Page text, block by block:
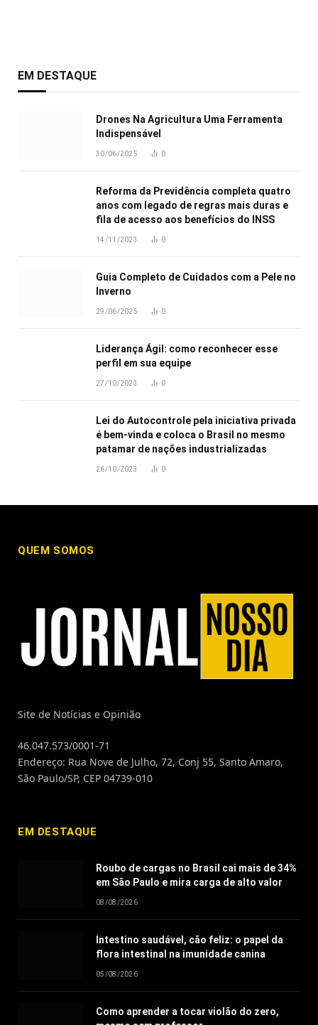
EM DESTAQUE
Drones Na Agricultura Uma Ferramenta
Indispensável
30/06/2025 0
Reforma da Previdência completa quatro
anos com legado de regras mais duras e
fila de acesso aos benefícios do INSS
14/11/2023 0
Guia Completo de Cuidados com a Pele no
Inverno
29/06/2025 0
Liderança Ágil: como reconhecer esse
perfil em sua equipe
27/10/2023 0
Lei do Autocontrole pela iniciativa privada
é bem-vinda e coloca o Brasil no mesmo
patamar de nações industrializadas
26/10/2023 0
QUEM SOMOS
Site de Notícias e Opinião
46.047.573/0001-71
Endereço: Rua Nove de Julho, 72, Conj 55, Santo Amaro,
São Paulo/SP, CEP 04739-010
EM DESTAQUE
Roubo de cargas no Brasil cai mais de 34%
em São Paulo e mira carga de alto valor
08/08/2026
Intestino saudável, cão feliz: o papel da
flora intestinal na imunidade canina
05/08/2026
Como aprender a tocar violão do zero,